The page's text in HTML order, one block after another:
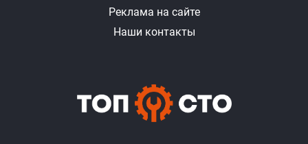
Реклама на сайте
Наши контакты